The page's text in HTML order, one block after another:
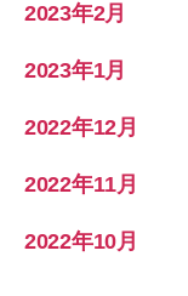
2023年2月
2023年1月
2022年12月
2022年11月
2022年10月